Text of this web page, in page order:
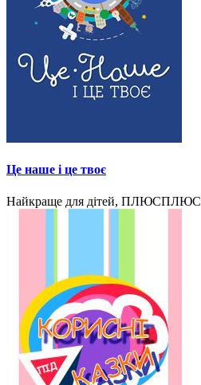
Це наше і це твоє
Найкраще для дітей, ПЛЮСПЛЮС